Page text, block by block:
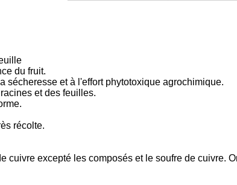
du fruit.
sécheresse et à l'effort phytotoxique agrochimique.
et des feuilles.
récolte.
cuivre excepté les composés et le soufre de cuivre.